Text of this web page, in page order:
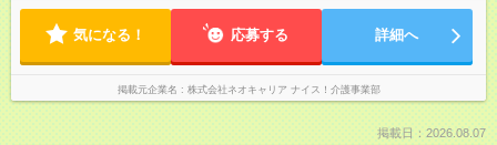
気になる！ 応募する 詳細へ
掲載元企業名 株式会社ネオキャリア ナイス！介護事業部
掲載日：2026.08.07